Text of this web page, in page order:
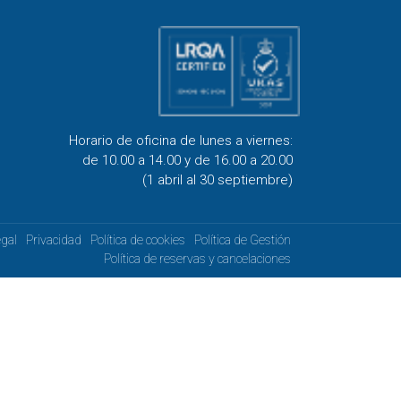
Horario de oficina de lunes a viernes:
de 10.00 a 14.00 y de 16.00 a 20.00
(1 abril al 30 septiembre)
Privacidad Política de cookies
Política de Gestión
Política de reservas y cancelaciones